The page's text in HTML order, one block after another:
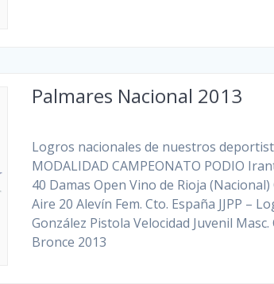
Palmares Nacional 2013
Logros nacionales de nuestros
MODALIDAD CAMPEONATO PODIO
40 Damas Open Vino de Rioja
Aire 20 Alevín Fem. Cto. España JJPP –
González Pistola Velocidad Juvenil Masc.
Bronce 2013